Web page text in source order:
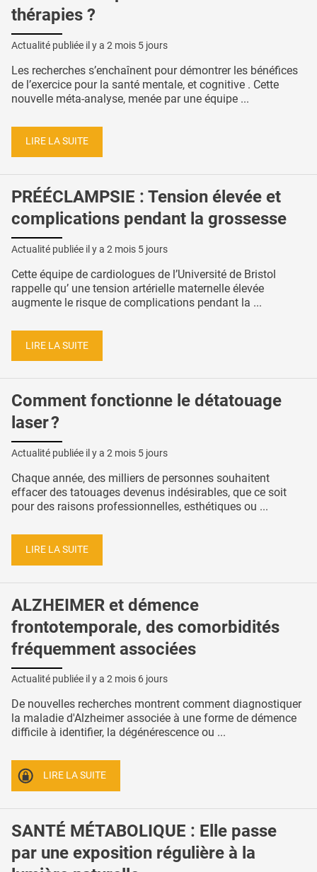
thérapies ?
Actualité publiée il y a 2 mois 5 jours
Les recherches s’enchaînent pour démontrer les bénéfices
de l’exercice pour la santé mentale, et cognitive . Cette
nouvelle méta-analyse, menée par une équipe ...
LIRE LA SUITE
PRÉÉCLAMPSIE : Tension élevée et
complications pendant la grossesse
Actualité publiée il y a 2 mois 5 jours
Cette équipe de cardiologues de l’Université de Bristol
rappelle qu’ une tension artérielle maternelle élevée
augmente le risque de complications pendant la ...
LIRE LA SUITE
Comment fonctionne le détatouage
laser ?
Actualité publiée il y a 2 mois 5 jours
Chaque année, des milliers de personnes souhaitent
effacer des tatouages devenus indésirables, que ce soit
pour des raisons professionnelles, esthétiques ou ...
LIRE LA SUITE
ALZHEIMER et démence
frontotemporale, des comorbidités
fréquemment associées
Actualité publiée il y a 2 mois 6 jours
De nouvelles recherches montrent comment diagnostiquer
la maladie d'Alzheimer associée à une forme de démence
difficile à identifier, la dégénérescence ou ...
LIRE LA SUITE
SANTÉ MÉTABOLIQUE : Elle passe
par une exposition régulière à la